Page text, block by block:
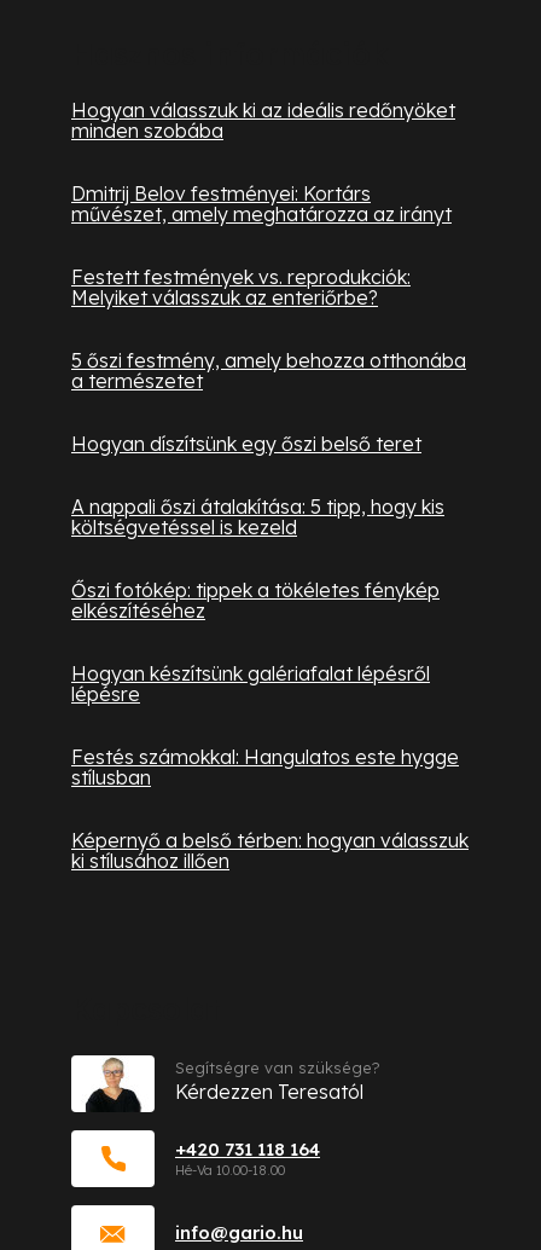
Hogyan válasszuk ki az ideális redőnyöket
minden szobába
Dmitrij Belov festményei: Kortárs
művészet, amely meghatározza az irányt
Festett festmények vs. reprodukciók:
Melyiket válasszuk az enteriőrbe?
5 őszi festmény, amely behozza otthonába
a természetet
Hogyan díszítsünk egy őszi belső teret
A nappali őszi átalakítása: 5 tipp, hogy kis
költségvetéssel is kezeld
Őszi fotókép: tippek a tökéletes fénykép
elkészítéséhez
Hogyan készítsünk galériafalat lépésről
lépésre
Festés számokkal: Hangulatos este hygge
stílusban
Képernyő a belső térben: hogyan válasszuk
ki stílusához illően
info@gario.hu
+420 731 118 164
Segítségre van szüksége?
Kérdezzen Teresatól